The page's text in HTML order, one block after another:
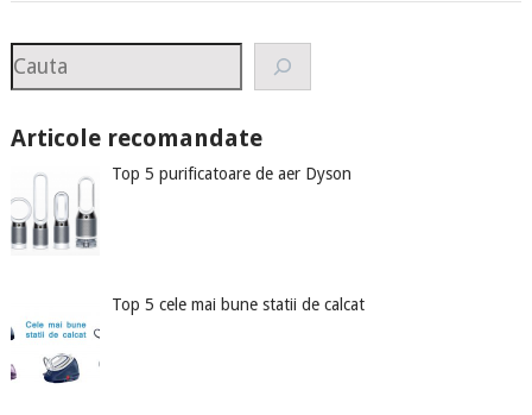
Search
Articole recomandate
Top 5 purificatoare de aer Dyson
Top 5 cele mai bune statii de calcat